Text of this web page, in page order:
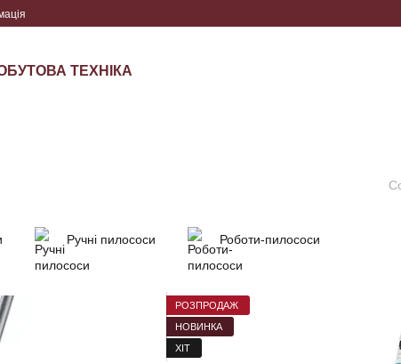
ТЕХНІКА
Ручні пилососи Роботи-пилососи
РОЗПРОДАЖ
НОВИНКА
ХІТ